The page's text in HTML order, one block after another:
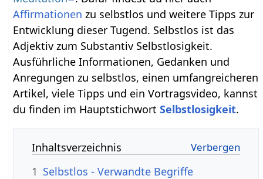
Affirmationen zu selbstlos und weitere Tipps zur
Entwicklung dieser Tugend. Selbstlos ist das
Adjektiv zum Substantiv Selbstlosigkeit.
Ausführliche Informationen, Gedanken und
Anregungen zu selbstlos, einen umfangreicheren
Artikel, viele Tipps und ein Vortragsvideo, kannst
du finden im HauptstichwortSelbstlosigkeit.
Inhaltsverzeichnis
1 Selbstlos - Verwandte Begriffe